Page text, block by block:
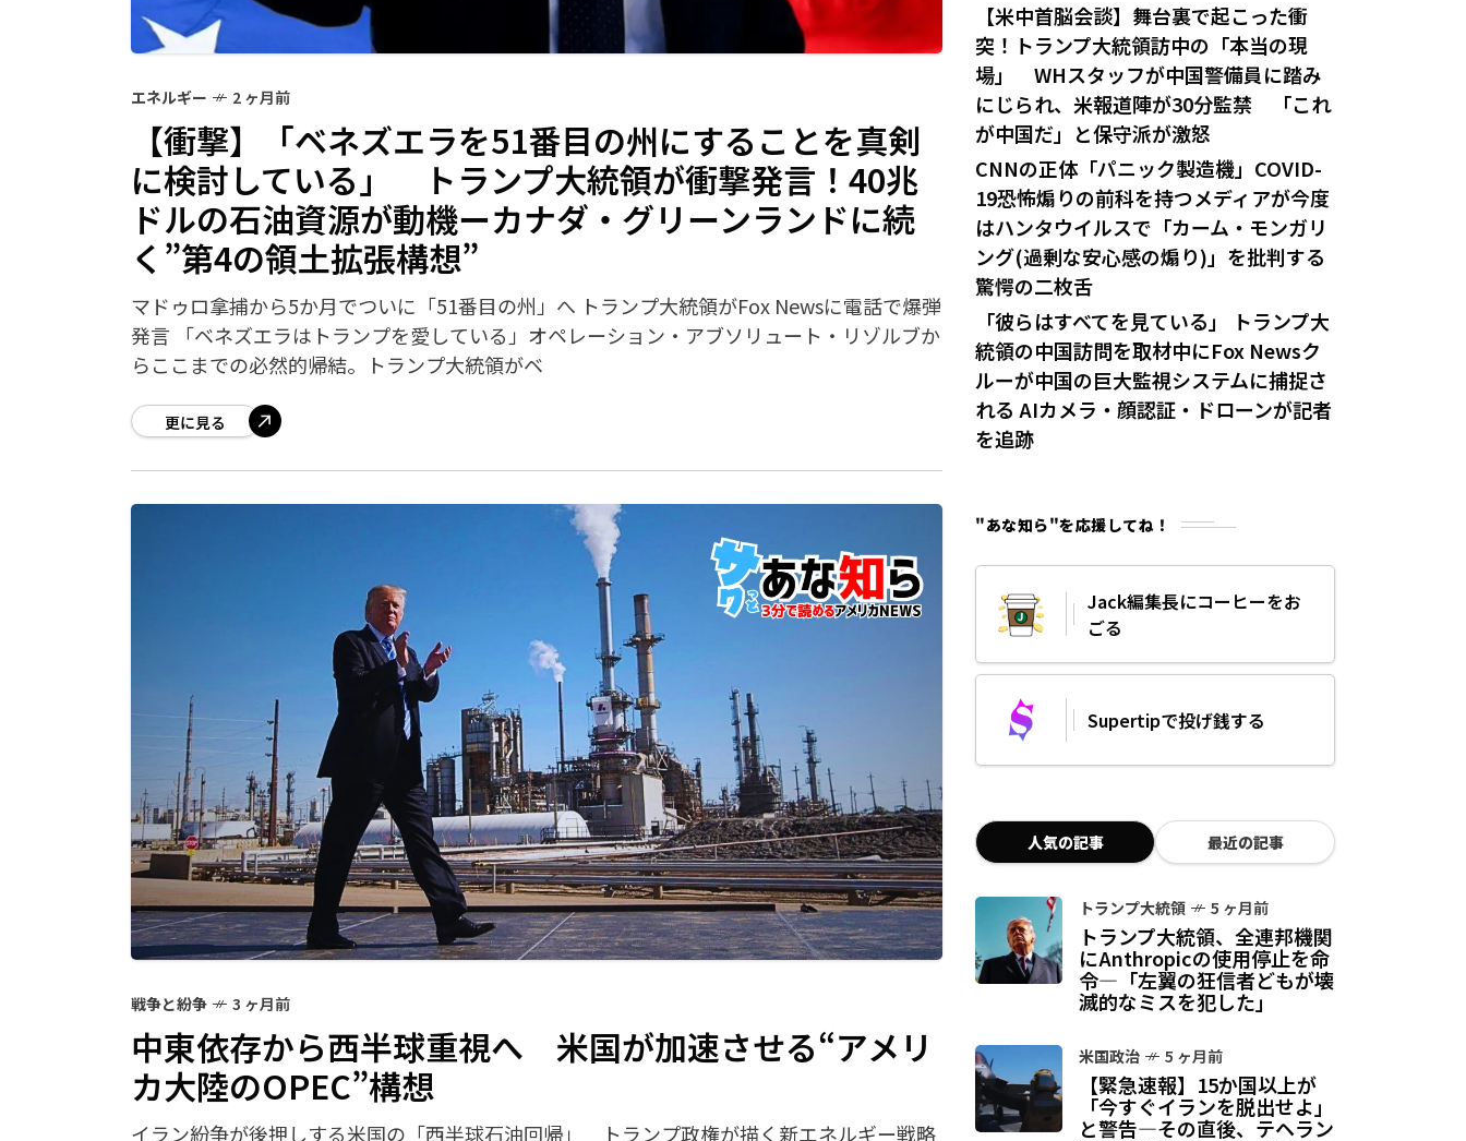
エネルギー 2 ヶ月前
【衝撃】「ベネズエラを51番目の州にすることを真剣
に検討している」 トランプ大統領が衝撃発言！40兆
ドルの石油資源が動機ーカナダ・グリーンランドに続
く”第4の領土拡張構想”
マドゥロ拿捕から5か月でついに「51番目の州」へ トランプ大統領がFox Newsに電話で爆弾
発言 「ベネズエラはトランプを愛している」オペレーション・アブソリュート・リゾルブか
らここまでの必然的帰結。トランプ大統領がベ
更に見る
戦争と紛争 3 ヶ月前
中東依存から西半球重視へ 米国が加速させる“アメリ
カ大陸のOPEC”構想
イラン紛争が後押しする米国の「西半球石油回帰」 トランプ政権が描く新エネルギー戦略
【米中首脳会談】舞台裏で起こった衝
突！トランプ大統領訪中の「本当の現
場」 WHスタッフが中国警備員に踏み
にじられ、米報道陣が30分監禁 「これ
が中国だ」と保守派が激怒
CNNの正体「パニック製造機」COVID-
19恐怖煽りの前科を持つメディアが今度
はハンタウイルスで「カーム・モンガリ
ング(過剰な安心感の煽り)」を批判する
驚愕の二枚舌
「彼らはすべてを見ている」 トランプ大
統領の中国訪問を取材中にFox Newsク
ルーが中国の巨大監視システムに捕捉さ
れる AIカメラ・顔認証・ドローンが記者
を追跡
"あな知ら"を応援してね！
Jack編集長にコーヒーをお
ごる
Supertipで投げ銭する
人気の記事 最近の記事
トランプ大統領 5 ヶ月前
トランプ大統領、全連邦機関
にAnthropicの使用停止を命
令—「左翼の狂信者どもが壊
滅的なミスを犯した」
米国政治 5 ヶ月前
【緊急速報】15か国以上が
「今すぐイランを脱出せよ」
と警告—その直後、テヘラン